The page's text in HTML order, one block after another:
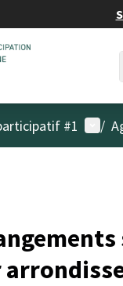
#1 Menu
/